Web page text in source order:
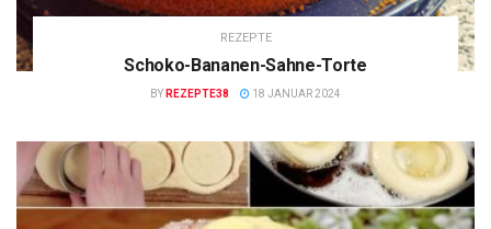
REZEPTE
Schoko-Bananen-Sahne-Torte
BY REZEPTE38 18 JANUAR 2024